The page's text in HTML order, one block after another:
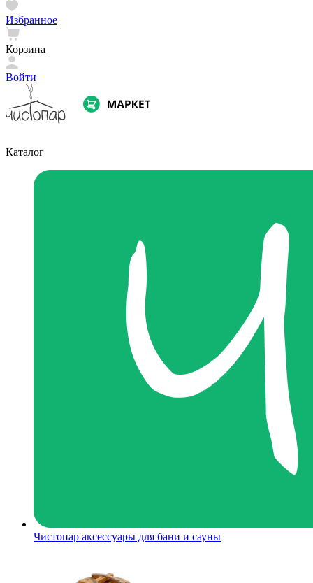
Избранное
Корзина
Войти
Каталог
Чистопар аксессуары для бани и сауны